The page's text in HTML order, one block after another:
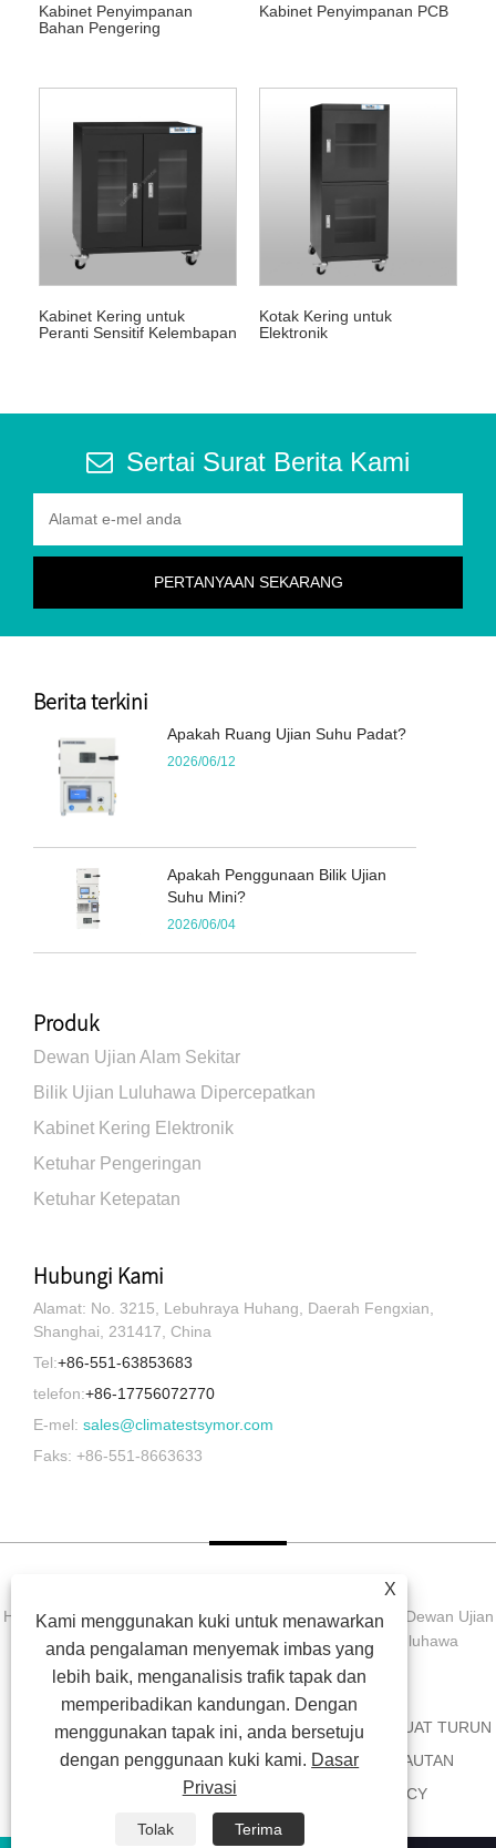
Kabinet Penyimpanan
Bahan Pengering
Kabinet Penyimpanan PCB
Kabinet Kering untuk
Peranti Sensitif Kelembapan
Kotak Kering untuk
Elektronik
Sertai Surat Berita Kami
Berita terkini
Apakah Ruang Ujian Suhu Padat?
2026/06/12
Apakah Penggunaan Bilik Ujian
Suhu Mini?
2026/06/04
Produk
Dewan Ujian Alam Sekitar
Bilik Ujian Luluhawa Dipercepatkan
Kabinet Kering Elektronik
Ketuhar Pengeringan
Ketuhar Ketepatan
Hubungi Kami
Alamat: No. 3215, Lebuhraya Huhang, Daerah Fengxian,
Shanghai, 231417, China
Tel:+86-551-63853683
telefon:+86-17756072770
E-mel: sales@climatestsymor.com
Faks: +86-551-8663633
Hak Cipta © 2022 Symor Instrument Equipment Co., Ltd. Dewan Ujian
Alam Sekitar, Kabinet Kering Elektronik, Bilik Ujian Luluhawa
RUMAH TENTANG KITA PRODUK BERITA
MUAT TURUN
HANTAR PERTANYAAN
HUBUNGI KAMI
PAUTAN
RSS PRIVACY POLICY
X
Kami menggunakan kuki untuk menawarkan
anda pengalaman menyemak imbas yang
lebih baik, menganalisis trafik tapak dan
memperibadikan kandungan. Dengan
menggunakan tapak ini, anda bersetuju
dengan penggunaan kuki kami. Dasar
Privasi
Tolak Terima